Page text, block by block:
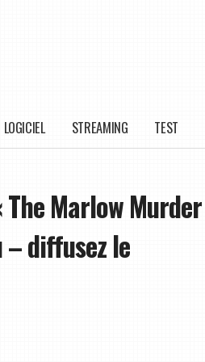
LOGICIEL STREAMING TEST
Marlow Murder
diffusez le